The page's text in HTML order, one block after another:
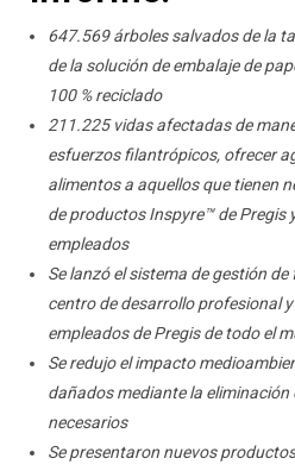
647.569 árboles salvados de la
de la solución de embalaje de
100 % reciclado
211.225 vidas afectadas de
esfuerzos filantrópicos, ofrecer
alimentos a aquellos que tienen
de productos Inspyre™ de Pregis
empleados
Se lanzó el sistema de gestión
centro de desarrollo profesional
empleados de Pregis de todo el
Se redujo el impacto
dañados mediante la
necesarios
Se presentaron nuevos